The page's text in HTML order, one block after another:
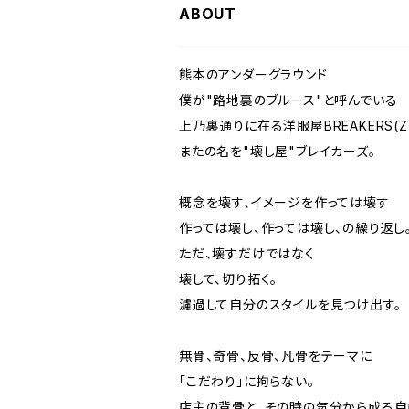
ABOUT
熊本のアンダーグラウンド
僕が"路地裏のブルース"と呼んでいる
上乃裏通りに在る洋服屋
またの名を"壊し屋"ブレイカーズ。
概念を壊す、イメージを作っては壊す
作っては壊し、作っては壊し、の繰り返し。
ただ、壊すだけではなく
壊して、切り拓く。
濾過して自分のスタイルを見つけ出す。
無骨、奇骨、反骨、凡骨をテーマに
「こだわり」に拘らない。